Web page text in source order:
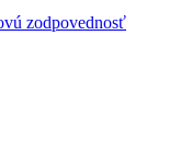
zodpovednosť